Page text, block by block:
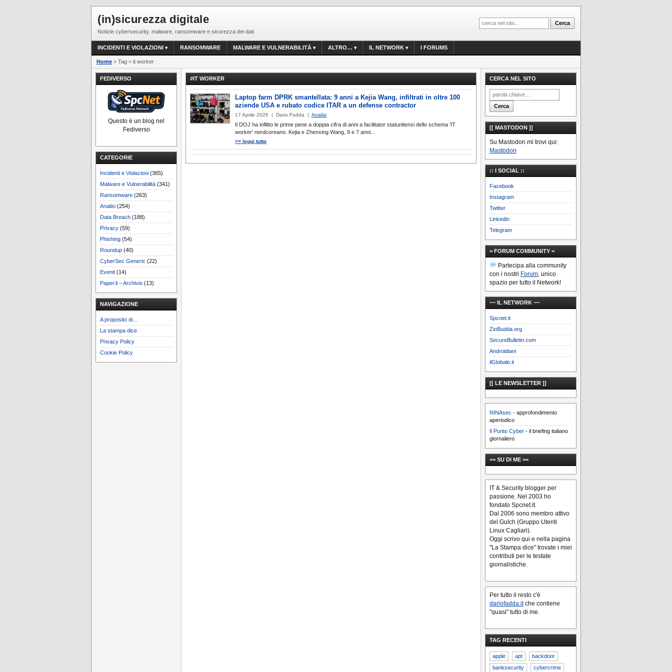
(in)sicurezza digitale
Notizie cybersecurity, malware, ransomware e sicurezza dei dati
INCIDENTI E VIOLAZIONI RANSOMWARE MALWARE E VULNERABILITÀ ALTRO… IL NETWORK I FORUMS
Home > Tag > it worker
FEDIVERSO
Questo è un blog nel
Fediverso
CATEGORIE
Incidenti e Violazioni (365)
Malware e Vulnerabilità (341)
Ransomware (263)
Analisi (254)
Data Breach (188)
Privacy (59)
Phishing (54)
Roundup (40)
CyberSec Generic (22)
Eventi (14)
Paper.li – Archivio (13)
NAVIGAZIONE
A proposito di…
La stampa dice
Privacy Policy
Cookie Policy
#IT WORKER
Laptop farm DPRK smantellata: 9 anni a Kejia Wang, infiltrati in oltre 100
aziende USA e rubato codice ITAR a un defense contractor
17 Aprile 2026 | Dario Fadda | Analisi
Il DOJ ha inflitto le prime pene a doppia cifra di anni a facilitator statunitensi dello schema 'IT
worker' nordcoreano. Kejia e Zhenxing Wang, 9 e 7 anni...
>> leggi tutto
CERCA NEL SITO
[[ MASTODON ]]
Su Mastodon mi trovi qui:
Mastodon
:: I SOCIAL ::
Facebook
Instagram
Twitter
Linkedin
Telegram
= FORUM COMMUNITY =
Partecipa alla community
con i nostri Forum, unico
spazio per tutto il Network!
~~ IL NETWORK ~~
Spcnet.it
ZioBudda.org
SecureBulletin.com
Androidiani
ilGlobale.it
[[ LE NEWSLETTER ]]
NINAsec - approfondimento
aperiodico
Il Punto Cyber - il briefing italiano
giornaliero
== SU DI ME ==
IT & Security blogger per
passione. Nel 2003 ho
fondato Spcnet.it.
Dal 2006 sono membro attivo
del Gulch (Gruppo Utenti
Linux Cagliari).
Oggi scrivo qui e nella pagina
"La Stampa dice" trovate i miei
contributi per le testate
giornalistiche.
Per tutto il resto c'è
dariofadda.itche contiene
"quasi" tutto di me.
TAG RECENTI
apple apt
backdoor
banksecurity
cybercrime